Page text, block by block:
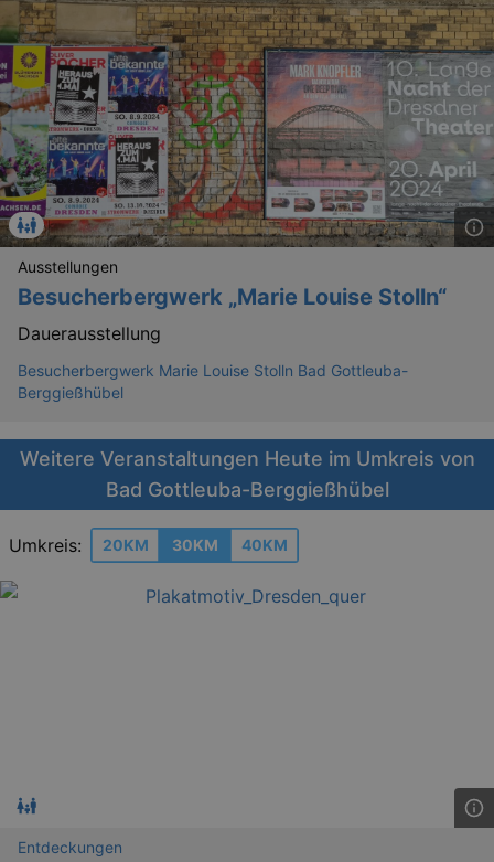
Ausstellungen
Besucherbergwerk „Marie Louise Stolln“
Dauerausstellung
Besucherbergwerk Marie Louise Stolln Bad Gottleuba-
Berggießhübel
Weitere Veranstaltungen Heute im Umkreis von
Bad Gottleuba-Berggießhübel
Umkreis: 20KM 30KM 40KM
Entdeckungen